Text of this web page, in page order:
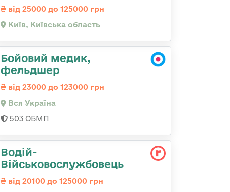
від 25000 до 125000 грн
Київ, Київська область
Бойовий медик,
фельдшер
від 23000 до 123000 грн
Вся Україна
503 ОБМП
Водій-
Військовослужбовець
від 20100 до 125000 грн